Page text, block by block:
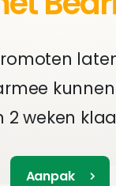
2 weken
Aanpak